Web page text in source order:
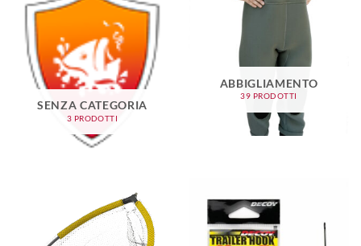
SENZA CATEGORIA
3 PRODOTTI
ABBIGLIAMENTO
39 PRODOTTI